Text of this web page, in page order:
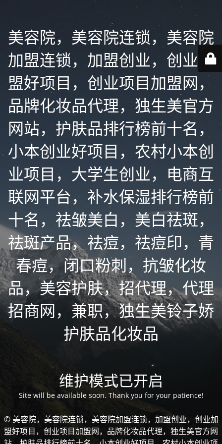
美容院，美容院连锁，美容院
加盟连锁，加盟创业，创业加
盟好项目，创业项目加盟网，
品牌化妆品代理，独生美官方
网站，护肤品排行榜前十名，
小本创业好项目，农村小本创
业项目，大学生创业，电商互
联网平台，补水保湿排行榜前
十名，祛皱美白，美白祛斑，
祛斑产品，祛痘，祛痘印，青
春痘，闭口粉刺，抗皱化妆
品，美容护肤，招代理，代理
招商网，兼职，独生美铃子娇
护肤品化妆品
维护模式已开启
Site will be available soon. Thank you for your patience!
© 美容院，美容院连锁，美容院加盟连锁，加盟创业，创业加
盟好项目，创业项目加盟网，品牌化妆品代理，独生美官方网